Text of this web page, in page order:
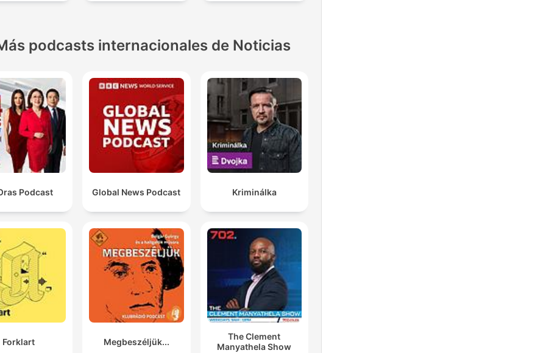
podcasts internacionales de Noticias
Podcast Global News Podcast Kriminálka
Forklart Megbeszéljük...
The Clement
Manyathela Show